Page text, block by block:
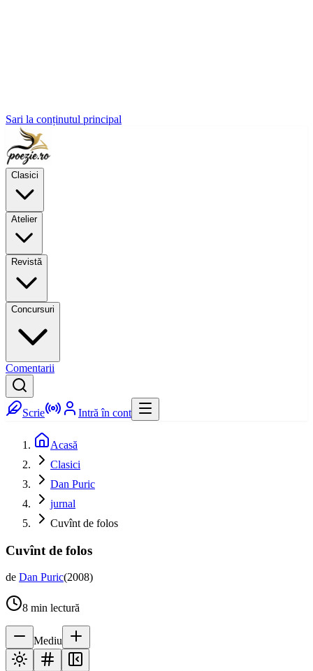
Sari la conținutul principal
Clasici
Atelier
Revistă
Concursuri
Comentarii
Scrie Intră în cont
Acasă
Clasici
Dan Puric
jurnal
Cuvînt de folos
Cuvînt de folos
de Dan Puric(2008)
8 min lectură
Mediu